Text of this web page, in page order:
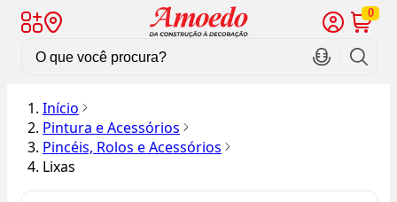
0
Início
Pintura e Acessórios
Pincéis, Rolos e Acessórios
Lixas